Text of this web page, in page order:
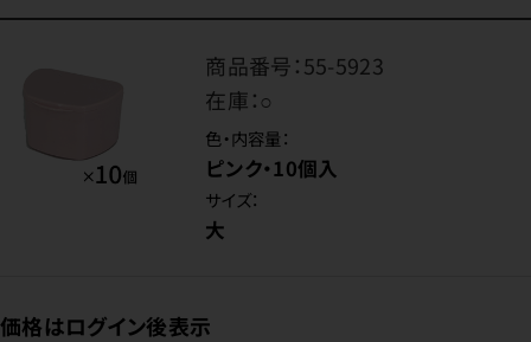
商品番号：55-5923
在庫：○
色・内容量：
ピンク・10個入
サイズ：
大
価格はログイン後表示